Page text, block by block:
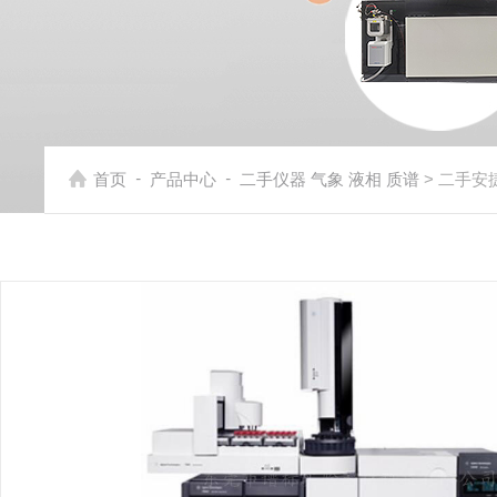
首页 - 产品中心 - 二手仪器 气象 液相 质谱 > 二手安